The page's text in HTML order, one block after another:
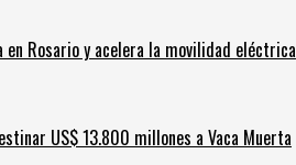
en Rosario y acelera la movilidad eléctrica
US$ 13.800 millones a Vaca Muerta